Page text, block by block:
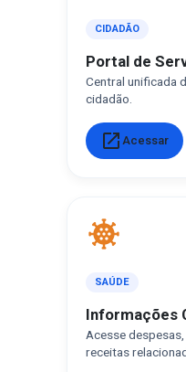
CIDADÃO
Portal de
Central unificada
cidadão.
open_in_new Acessar
coronavirus
SAÚDE
Informações
Acesse
receitas